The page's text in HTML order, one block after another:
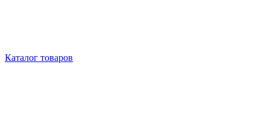
Каталог товаров